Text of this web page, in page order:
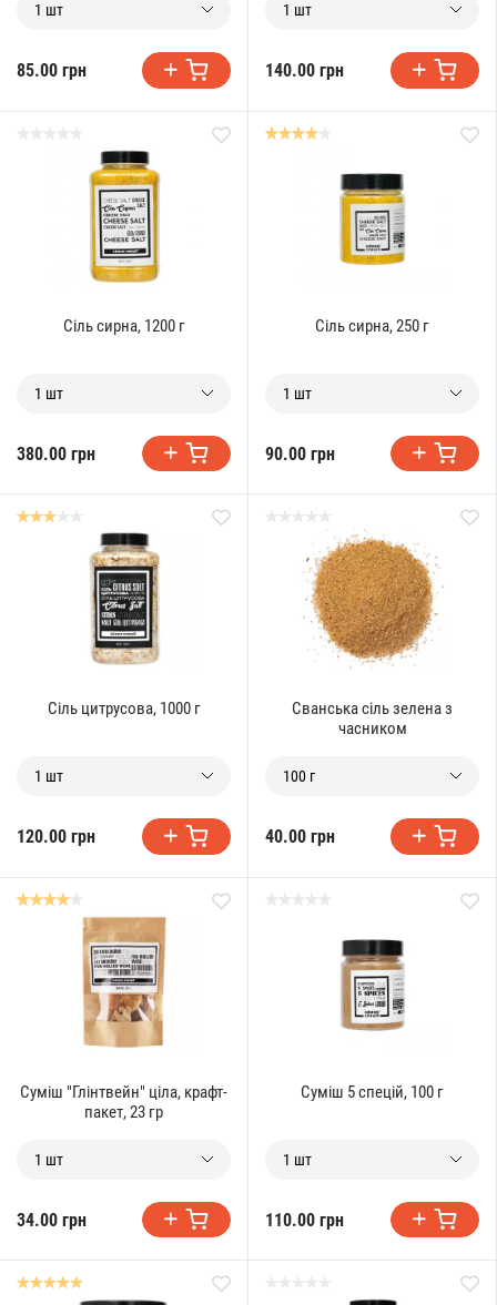
1 шт
85.00 грн
1 шт
140.00 грн
Сіль сирна, 1200 г
1 шт
380.00 грн
Сіль сирна, 250 г
1 шт
90.00 грн
Сіль цитрусова, 1000 г
1 шт
120.00 грн
Сванська сіль зелена з
часником
100 г
40.00 грн
Суміш "Глінтвейн" ціла, крафт-
пакет, 23 гр
1 шт
34.00 грн
Суміш 5 спецій, 100 г
1 шт
110.00 грн